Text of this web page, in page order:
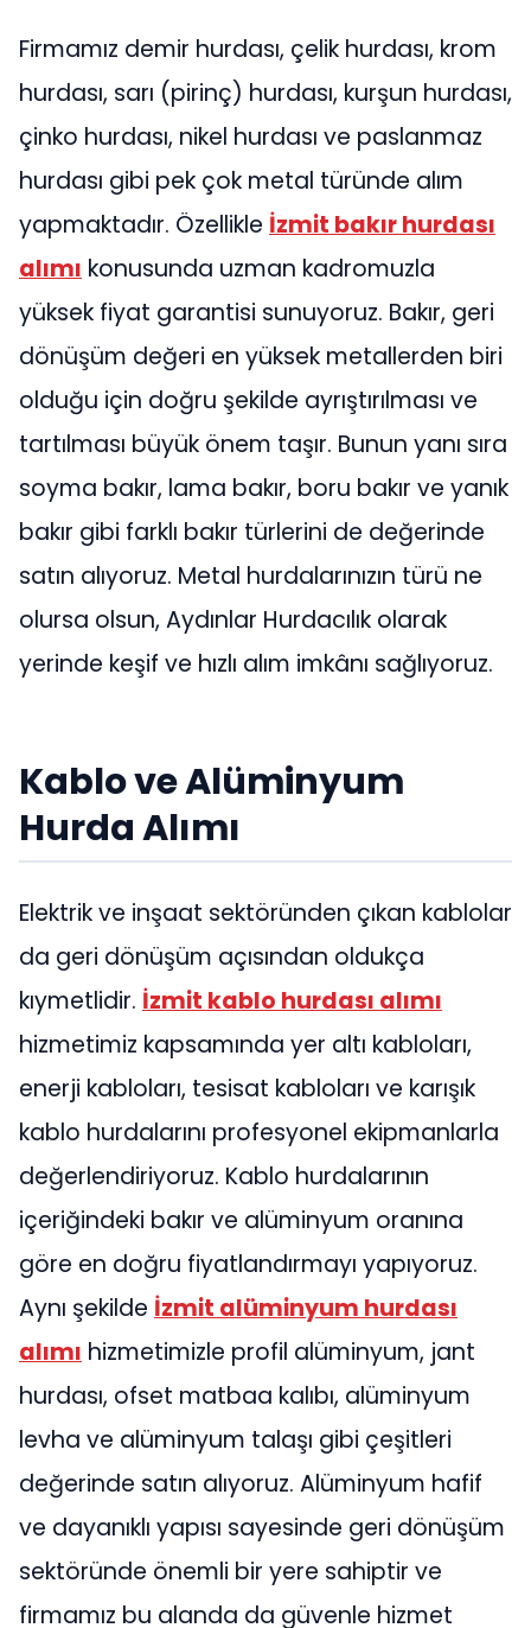
Firmamız demir hurdası, çelik hurdası, krom
hurdası, sarı (pirinç) hurdası, kurşun hurdası,
çinko hurdası, nikel hurdası ve paslanmaz
hurdası gibi pek çok metal türünde alım
yapmaktadır. Özellikle İzmit bakır hurdası
alımı konusunda uzman kadromuzla
yüksek fiyat garantisi sunuyoruz. Bakır, geri
dönüşüm değeri en yüksek metallerden biri
olduğu için doğru şekilde ayrıştırılması ve
tartılması büyük önem taşır. Bunun yanı sıra
soyma bakır, lama bakır, boru bakır ve yanık
bakır gibi farklı bakır türlerini de değerinde
satın alıyoruz. Metal hurdalarınızın türü ne
olursa olsun, Aydınlar Hurdacılık olarak
yerinde keşif ve hızlı alım imkânı sağlıyoruz.
Kablo ve Alüminyum
Hurda Alımı
Elektrik ve inşaat sektöründen çıkan kablolar
da geri dönüşüm açısından oldukça
kıymetlidir. İzmit kablo hurdası alımı
hizmetimiz kapsamında yer altı kabloları,
enerji kabloları, tesisat kabloları ve karışık
kablo hurdalarını profesyonel ekipmanlarla
değerlendiriyoruz. Kablo hurdalarının
içeriğindeki bakır ve alüminyum oranına
göre en doğru fiyatlandırmayı yapıyoruz.
Aynı şekilde İzmit alüminyum hurdası
alımı hizmetimizle profil alüminyum, jant
hurdası, ofset matbaa kalıbı, alüminyum
levha ve alüminyum talaşı gibi çeşitleri
değerinde satın alıyoruz. Alüminyum hafif
ve dayanıklı yapısı sayesinde geri dönüşüm
sektöründe önemli bir yere sahiptir ve
firmamız bu alanda da güvenle hizmet